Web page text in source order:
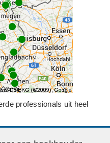
professionals uit heel